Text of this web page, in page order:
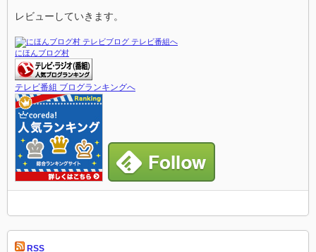
レビューしていきます。
にほんブログ村
テレビ番組 ブログランキングへ
RSS